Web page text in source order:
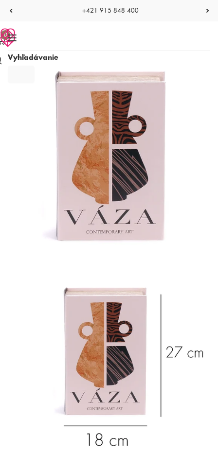
+421 915 848 400
Vyhľadávanie
0